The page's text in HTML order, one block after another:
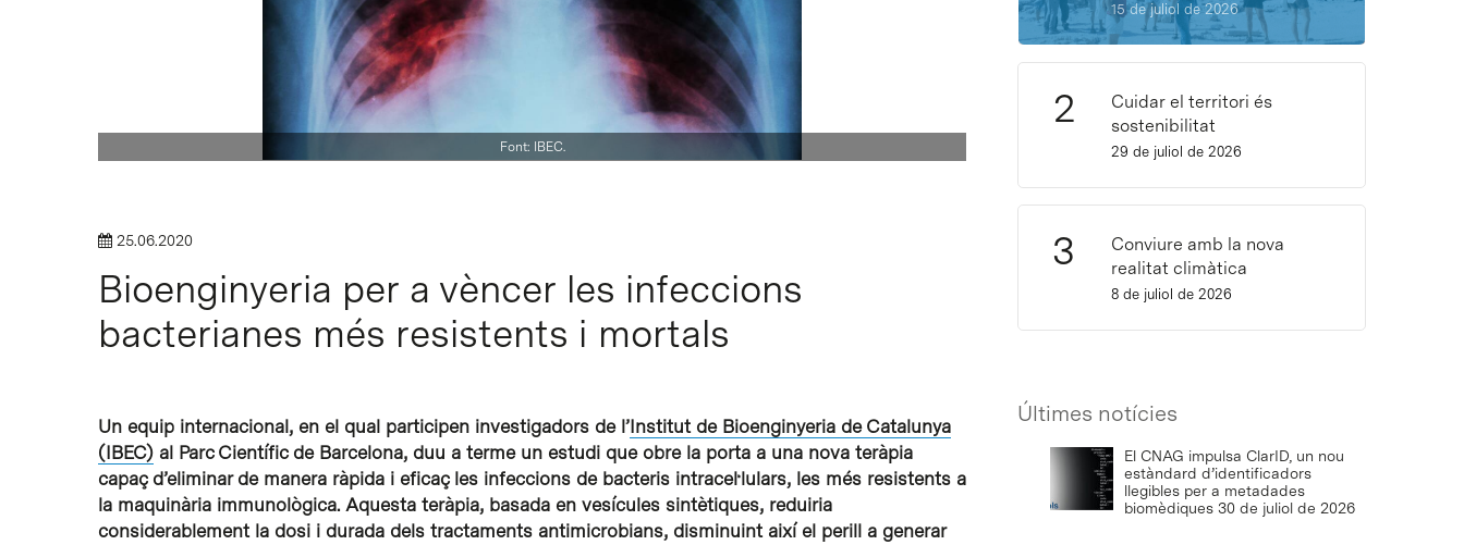
Font: IBEC.
25.06.2020
Bioenginyeria per a vèncer les infeccions
bacterianes més resistents i mortals
Un equip internacional, en el qual participen investigadors de l’Institut de Bioenginyeria de Catalunya
(IBEC) al Parc Científic de Barcelona, duu a terme un estudi que obre la porta a una nova teràpia
capaç d’eliminar de manera ràpida i eficaç les infeccions de bacteris intracel·lulars, les més resistents a
la maquinària immunològica. Aquesta teràpia, basada en vesícules sintètiques, reduiria
considerablement la dosi i durada dels tractaments antimicrobians, disminuint així el perill a generar
15 de juliol de 2026
Cuidar el territori és
sostenibilitat
29 de juliol de 2026
Conviure amb la nova
realitat climàtica
8 de juliol de 2026
Últimes notícies
El CNAG impulsa ClarID, un nou
estàndard d’identificadors
llegibles per a metadades
biomèdiques 30 de juliol de 2026